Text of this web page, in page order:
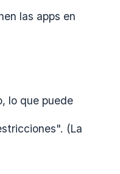
las apps en
lo que puede
(La